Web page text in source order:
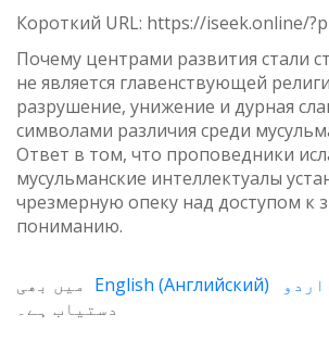
Короткий URL: https://iseek.online/
Почему центрами развития стали
не является главенствующей
разрушение, унижение и дурная
символами различия среди
Ответ в том, что проповедники
мусульманские интеллектуалы
чрезмерную опеку над доступом к
пониманию.
English (Английский)
میں بھی
دستیاب ہے۔